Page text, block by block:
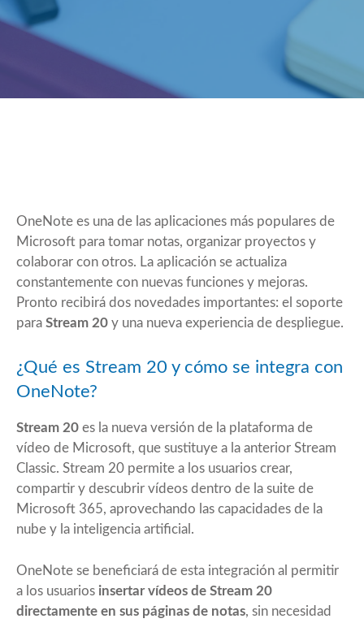
OneNote es una de las aplicaciones más populares de
Microsoft para tomar notas, organizar proyectos y
colaborar con otros. La aplicación se actualiza
constantemente con nuevas funciones y mejoras.
Pronto recibirá dos novedades importantes: el soporte
para Stream 20 y una nueva experiencia de despliegue.
¿Qué es Stream 20 y cómo se integra con
OneNote?
Stream 20 es la nueva versión de la plataforma de
vídeo de Microsoft, que sustituye a la anterior Stream
Classic. Stream 20 permite a los usuarios crear,
compartir y descubrir vídeos dentro de la suite de
Microsoft 365, aprovechando las capacidades de la
nube y la inteligencia artificial.
OneNote se beneficiará de esta integración al permitir
a los usuarios insertar vídeos de Stream 20
directamente en sus páginas de notas, sin necesidad